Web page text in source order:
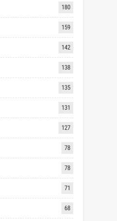
180
159
142
138
135
131
127
78
78
71
68